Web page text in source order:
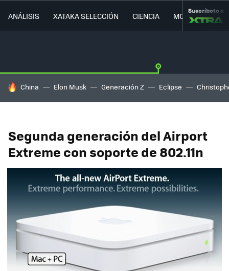
ANÁLISIS XATAKA SELECCIÓN CIENCIA MOVILIDAD
Suscríbete a
HOY SE HABLA DE
China Elon Musk Generación Z Eclipse
Segunda generación del Airport
Extreme con soporte de 802.11n